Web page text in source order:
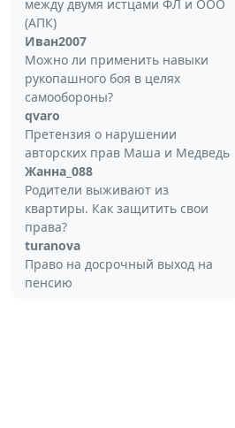
между двумя истцами ФЛ и ООО
(АПК)
Иван2007
Можно ли применить навыки
рукопашного боя в целях
самообороны?
qvaro
Претензия о нарушении
авторских прав Маша и Медведь
Жанна_088
Родители выживают из
квартиры. Как защитить свои
права?
turanova
Право на досрочный выход на
пенсию